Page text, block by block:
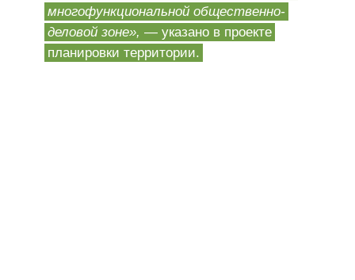
многофункциональной общественно-
деловой зоне», — указано в проекте
планировки территории.